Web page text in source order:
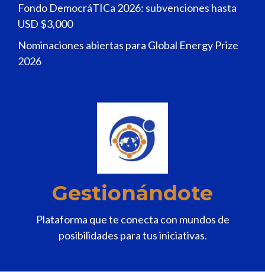
Fondo DemocráTICa 2026: subvenciones hasta
USD $3,000
Nominaciones abiertas para Global Energy Prize
2026
Gestionándote
Plataforma que te conecta con mundos de
posibilidades para tus iniciativas.